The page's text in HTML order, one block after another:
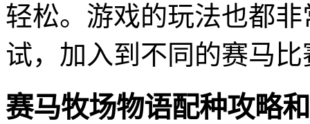
轻松。游戏的玩法也都
试，加入到不同的赛马
赛马牧场物语配种攻略